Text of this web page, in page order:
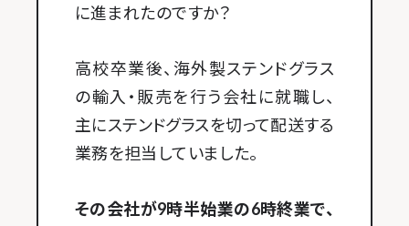
に進まれたのですか？
高校卒業後、海外製ステンドグラス
の輸入・販売を行う会社に就職し、
主にステンドグラスを切って配送する
業務を担当していました。
その会社が9時半始業の6時終業で、